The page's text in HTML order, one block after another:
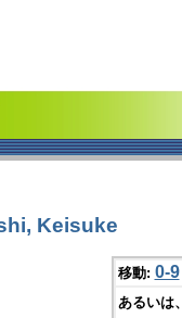
Keisuke
移動: 0-9
あるいは